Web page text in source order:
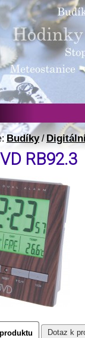
Budíky/
RB92.3
Dotaz k